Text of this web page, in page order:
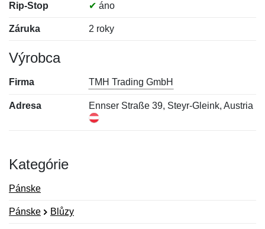
Rip-Stop ✔ áno
Záruka 2 roky
Výrobca
Firma TMH Trading GmbH
Adresa Ennser Straße 39, Steyr-Gleink, Austria
Kategórie
Pánske
Pánske Blůzy